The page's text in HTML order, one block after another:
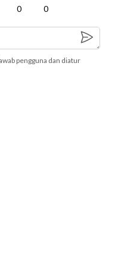
0 0
pengguna dan diatur